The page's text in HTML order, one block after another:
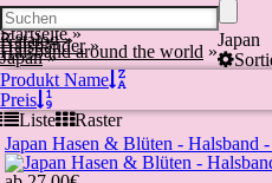
Startseite »
Katalog »
Halsbänder »
Halsband around the world »
Japan »
Japan
Produkt Name
Preis
Liste
Raster
Japan Hasen & Blüten - Halsband